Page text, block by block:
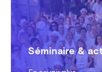
Séminaire &